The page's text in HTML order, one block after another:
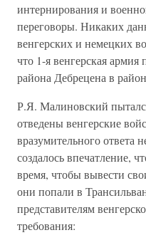
интернирования и
переговоры. Никаких
венгерских и немецких
что 1-я венгерская армия
района Дебрецена в
Р.Я. Малиновский
отведены венгерские
вразумительного
создалось впечатление,
время, чтобы вывести
они попали в
представителям
требования: